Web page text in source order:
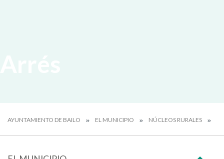
AYUNTAMIENTO DE BAILO EL MUNICIPIO NÚCLEOS RURALES